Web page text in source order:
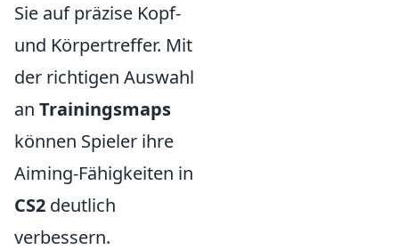
Sie auf präzise Kopf-
und Körpertreffer. Mit
der richtigen Auswahl
an Trainingsmaps
können Spieler ihre
Aiming-Fähigkeiten in
CS2 deutlich
verbessern.